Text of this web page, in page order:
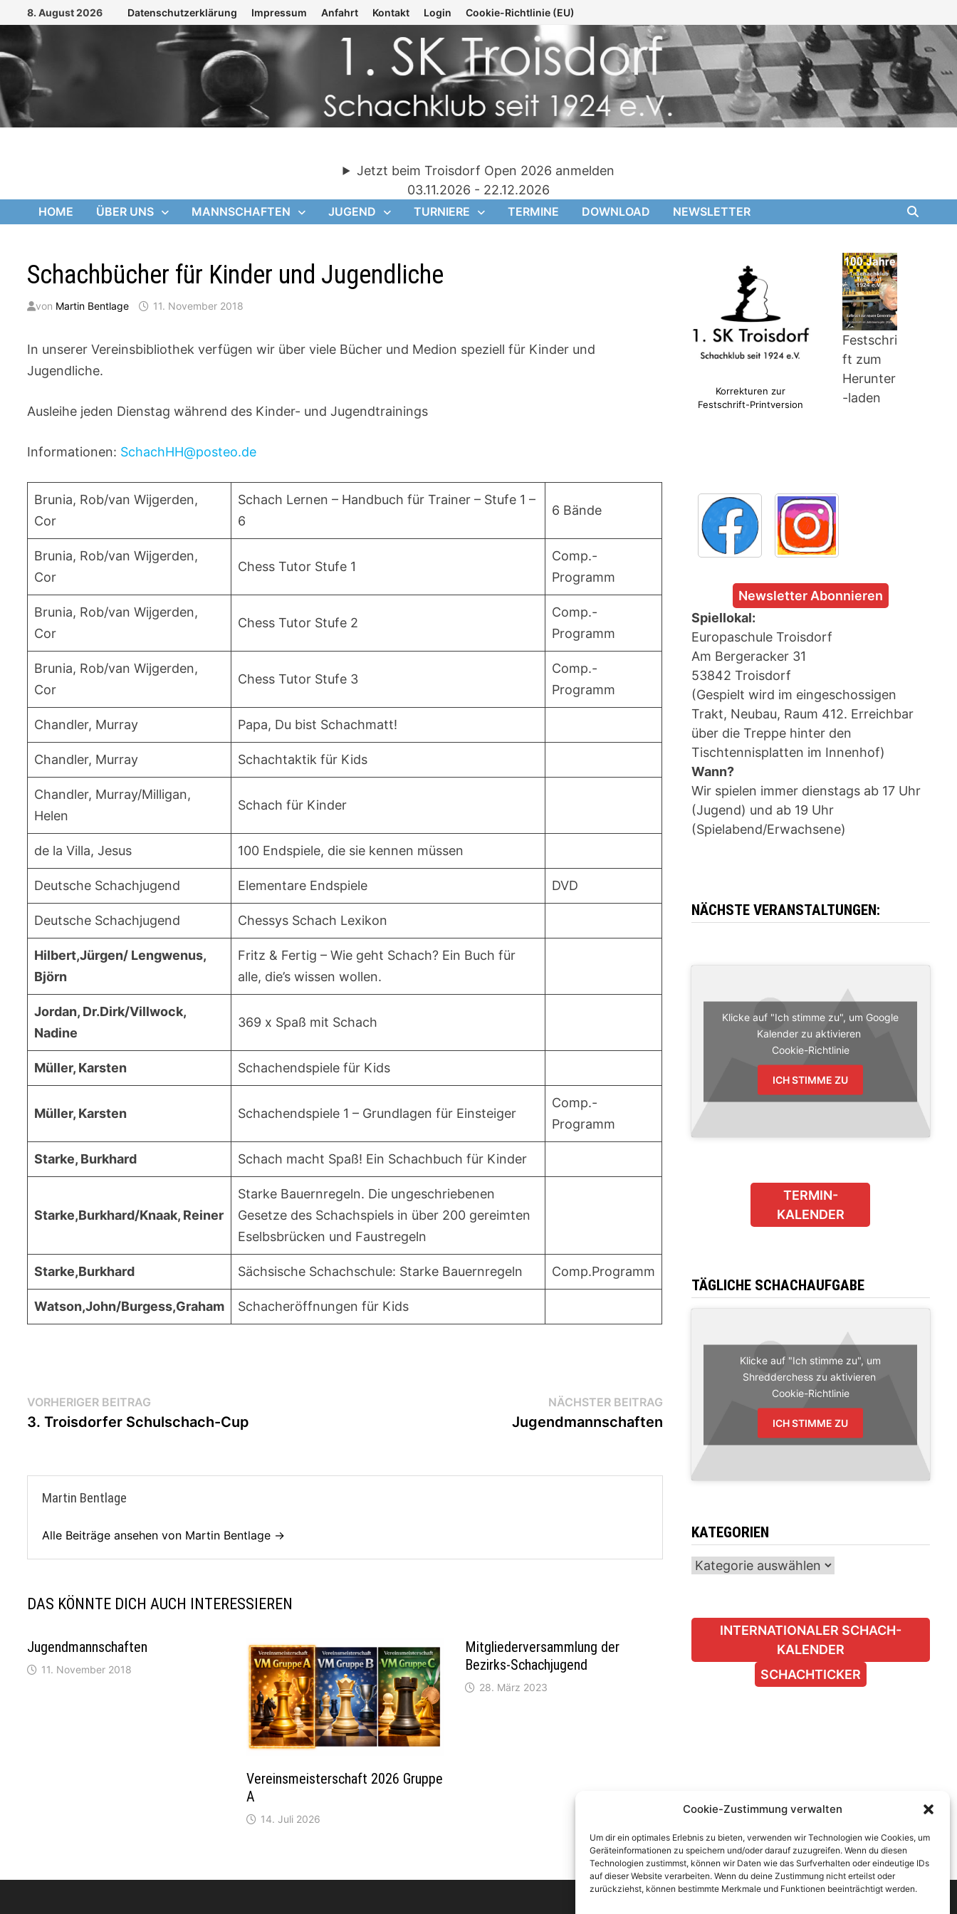
Cookie-Zustimmung verwalten
Um dir ein optimales Erlebnis zu bieten, verwenden wir Technologien wie Cookies, um
Geräteinformationen zu speichern und/oder darauf zuzugreifen. Wenn du diesen
Technologien zustimmst, können wir Daten wie das Surfverhalten oder eindeutige IDs
auf dieser Website verarbeiten. Wenn du deine Zustimmung nicht erteilst oder
zurückziehst, können bestimmte Merkmale und Funktionen beeinträchtigt werden.
Inhalt
springen
8. August 2026 Datenschutzerklärung Impressum Anfahrt Kontakt Login Cookie-Richtlinie (EU)
Jetzt beim Troisdorf Open 2026 anmelden
03.11.2026 - 22.12.2026
HOME ÜBER UNS MANNSCHAFTEN JUGEND TURNIERE TERMINE DOWNLOAD NEWSLETTER
Schachbücher für Kinder und Jugendliche
von Martin Bentlage 11. November 2018
In unserer Vereinsbibliothek verfügen wir über viele Bücher und Medion speziell für Kinder und
Jugendliche.
Ausleihe jeden Dienstag während des Kinder- und Jugendtrainings
Informationen: SchachHH@posteo.de
Brunia, Rob/van Wijgerden,
Cor
Schach Lernen – Handbuch für Trainer – Stufe 1 –
6
6 Bände
Brunia, Rob/van Wijgerden,
Cor
Chess Tutor Stufe 1
Comp.-
Programm
Brunia, Rob/van Wijgerden,
Cor
Chess Tutor Stufe 2
Comp.-
Programm
Brunia, Rob/van Wijgerden,
Cor
Chess Tutor Stufe 3
Comp.-
Programm
Chandler, Murray Papa, Du bist Schachmatt!
Chandler, Murray Schachtaktik für Kids
Chandler, Murray/Milligan,
Helen
Schach für Kinder
de la Villa, Jesus 100 Endspiele, die sie kennen müssen
Deutsche Schachjugend Elementare Endspiele DVD
Deutsche Schachjugend Chessys Schach Lexikon
Hilbert,Jürgen/ Lengwenus,
Björn
Fritz & Fertig – Wie geht Schach? Ein Buch für
alle, die’s wissen wollen.
Jordan, Dr.Dirk/Villwock,
Nadine
369 x Spaß mit Schach
Müller, Karsten Schachendspiele für Kids
Müller, Karsten Schachendspiele 1 – Grundlagen für Einsteiger
Comp.-
Programm
Starke, Burkhard Schach macht Spaß! Ein Schachbuch für Kinder
Starke,Burkhard/Knaak, Reiner
Starke Bauernregeln. Die ungeschriebenen
Gesetze des Schachspiels in über 200 gereimten
Eselbsbrücken und Faustregeln
Starke,Burkhard Sächsische Schachschule: Starke Bauernregeln Comp.Programm
Watson,John/Burgess,Graham Schacheröffnungen für Kids
Beitragsnavigation
VORHERIGER BEITRAG
Beitrag:
3. Troisdorfer Schulschach-Cup
NÄCHSTER BEITRAGNächster
Beitrag:
Jugendmannschaften
Martin Bentlage
Alle Beiträge ansehen von Martin Bentlage →
DAS KÖNNTE DICH AUCH INTERESSIEREN
Jugendmannschaften
11. November 2018
Vereinsmeisterschaft 2026 Gruppe
A
14. Juli 2026
Mitgliederversammlung der
Bezirks-Schachjugend
28. März 2023
Korrekturen zur
Festschrift-Printversion
Festschri
ft zum
Herunter
-laden
Newsletter Abonnieren
Spiellokal:
Europaschule Troisdorf
Am Bergeracker 31
53842 Troisdorf
(Gespielt wird im eingeschossigen
Trakt, Neubau, Raum 412. Erreichbar
über die Treppe hinter den
Tischtennisplatten im Innenhof)
Wann?
Wir spielen immer dienstags ab 17 Uhr
(Jugend) und ab 19 Uhr
(Spielabend/Erwachsene)
NÄCHSTE VERANSTALTUNGEN:
Klicke auf "Ich stimme zu", um Google
Kalender zu aktivieren
Cookie-Richtlinie
ICH STIMME ZU
TERMIN-
KALENDER
TÄGLICHE SCHACHAUFGABE
Klicke auf "Ich stimme zu", um
Shredderchess zu aktivieren
Cookie-Richtlinie
ICH STIMME ZU
KATEGORIEN
Kategorien
INTERNATIONALER SCHACH-
KALENDER
SCHACHTICKER